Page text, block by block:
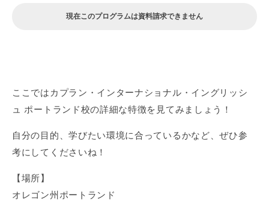
現在このプログラムは資料請求できません
ここではカプラン・インターナショナル・イングリッシ
ュ ポートランド校の詳細な特徴を見てみましょう！
自分の目的、学びたい環境に合っているかなど、ぜひ参
考にしてくださいね！
【場所】
オレゴン州ポートランド